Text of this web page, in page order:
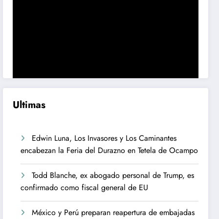
Ultimas
Edwin Luna, Los Invasores y Los Caminantes
encabezan la Feria del Durazno en Tetela de Ocampo
Todd Blanche, ex abogado personal de Trump, es
confirmado como fiscal general de EU
México y Perú preparan reapertura de embajadas